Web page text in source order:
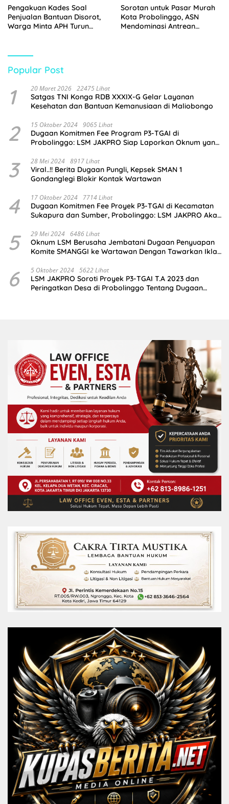
Pengakuan Kades Soal
Penjualan Bantuan Disorot,
Warga Minta APH Turun
Sorotan untuk Pasar Murah
Kota Probolinggo, ASN
Mendominasi Antrean
Popular Post
1 20 Maret 2026 22475 Lihat
Satgas TNI Konga RDB XXXIX-G Gelar Layanan
Kesehatan dan Bantuan Kemanusiaan di Maliobongo
2 15 Oktober 2024 9065 Lihat
Dugaan Komitmen Fee Program P3-TGAI di
Probolinggo: LSM JAKPRO Siap Laporkan Oknum yang
3 28 Mei 2024 8917 Lihat
Viral..!! Berita Dugaan Pungli, Kepsek SMAN 1
Gondanglegi Blokir Kontak Wartawan
4 17 Oktober 2024 7714 Lihat
Dugaan Komitmen Fee Proyek P3-TGAI di Kecamatan
Sukapura dan Sumber, Probolinggo: LSM JAKPRO Akan
5 29 Mei 2024 6486 Lihat
Oknum LSM Berusaha Jembatani Dugaan Penyuapan
Komite SMANGGI ke Wartawan Dengan Tawarkan Iklan
6 5 Oktober 2024 5622 Lihat
LSM JAKPRO Soroti Proyek P3-TGAI T.A 2023 dan
Peringatkan Desa di Probolinggo Tentang Dugaan